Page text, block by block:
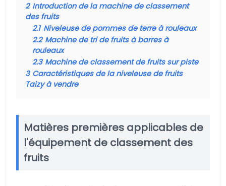
2 Introduction de la machine de classement
des fruits
2.1 Niveleuse de pommes de terre à rouleaux
2.2 Machine de tri de fruits à barres à
rouleaux
2.3 Machine de classement de fruits sur piste
3 Caractéristiques de la niveleuse de fruits
Taizy à vendre
Matières premières applicables de
l'équipement de classement des
fruits